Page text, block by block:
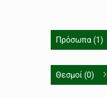
Πρόσωπα (1)
Θεσμοί (0)